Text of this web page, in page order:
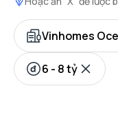
Vinhomes
6 - 8 tỷ